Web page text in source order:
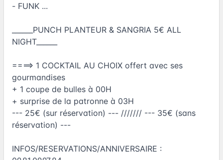
- FUNK ...
______PUNCH PLANTEUR & SANGRIA 5€ ALL
NIGHT______
====> 1 COCKTAIL AU CHOIX offert avec ses
gourmandises
+ 1 coupe de bulles à 00H
+ surprise de la patronne à 03H
--- 25€ (sur réservation) --- /////// --- 35€ (sans
réservation) ---
INFOS/RESERVATIONS/ANNIVERSAIRE :